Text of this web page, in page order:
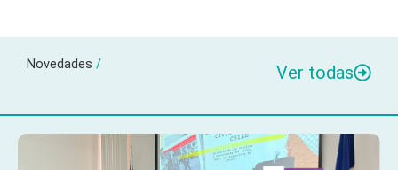
Novedades / Ver todas